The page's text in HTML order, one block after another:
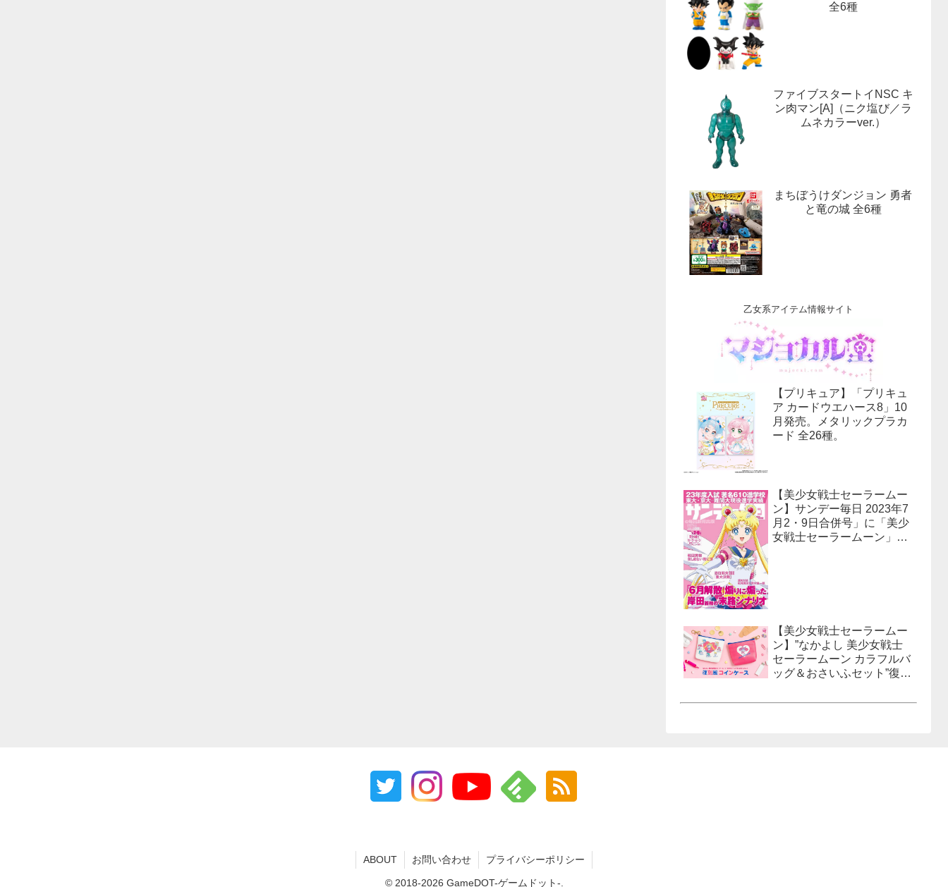
全6種
ファイブスタートイNSC キ
ン肉マン[A]（ニク塩び／ラ
ムネカラーver.）
まちぼうけダンジョン 勇者
と竜の城 全6種
乙女系アイテム情報サイト
【プリキュア】「プリキュ
ア カードウエハース8」10
月発売。メタリックプラカ
ード 全26種。
【美少女戦士セーラームー
ン】サンデー毎日 2023年7
月2・9日合併号」に「美少
女戦士セーラームーン」30
【美少女戦士セーラームー
ン】”なかよし 美少女戦士
セーラームーン カラフルバ
ッグ＆おさいふセット”復刻
定！
ABOUT お問い合わせ プライバシーポリシー
© 2018-2026 GameDOT-ゲームドット-.